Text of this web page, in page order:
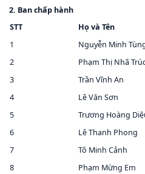
2. Ban chấp hành
STT
Họ và Tên
1
Nguyễn Minh
2
Phạm Thị Nhã
3
Trần Vĩnh An
4
Lê Văn Sơn
5
Trương Hoàng
6
Lê Thanh Phong
7
Tô Minh Cảnh
8
Phạm Mừng Em